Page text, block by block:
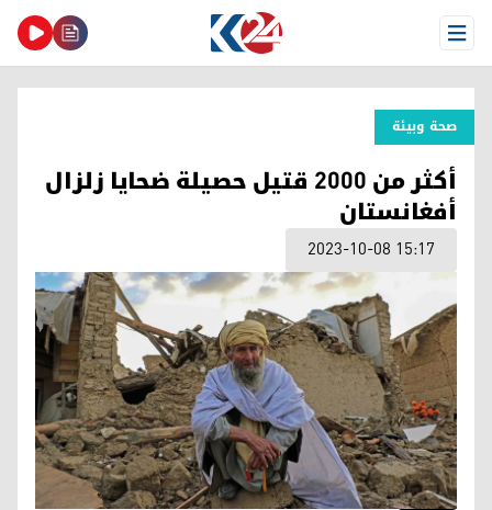
Open Menu
صحة وبیئة
أكثر من 2000 قتيل حصيلة ضحايا زلزال
أفغانستان
2023-10-08 15:17